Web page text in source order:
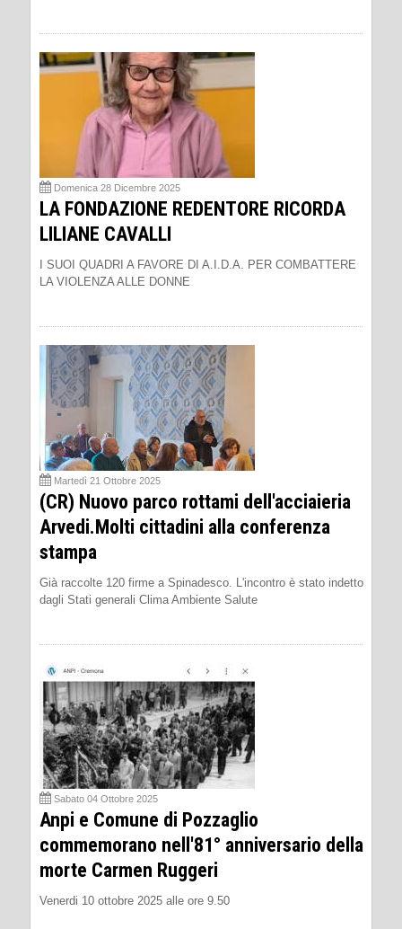
Domenica 28 Dicembre 2025
LA FONDAZIONE REDENTORE RICORDA
LILIANE CAVALLI
I SUOI QUADRI A FAVORE DI A.I.D.A. PER COMBATTERE
LA VIOLENZA ALLE DONNE
Martedì 21 Ottobre 2025
(CR) Nuovo parco rottami dell'acciaieria
Arvedi.Molti cittadini alla conferenza
stampa
Già raccolte 120 firme a Spinadesco. L'incontro è stato indetto
dagli Stati generali Clima Ambiente Salute
Sabato 04 Ottobre 2025
Anpi e Comune di Pozzaglio
commemorano nell'81° anniversario della
morte Carmen Ruggeri
Venerdi 10 ottobre 2025 alle ore 9.50